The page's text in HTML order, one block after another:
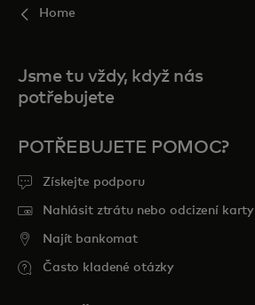
Home
Jsme tu vždy, když nás
potřebujete
POTŘEBUJETE POMOC?
Získejte podporu
Nahlásit ztrátu nebo odcizení karty
Najít bankomat
Často kladené otázky